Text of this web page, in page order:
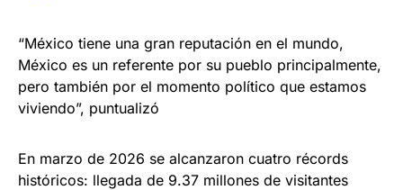
“México tiene una gran reputación en el mundo,
México es un referente por su pueblo principalmente,
pero también por el momento político que estamos
viviendo”, puntualizó
En marzo de 2026 se alcanzaron cuatro récords
históricos: llegada de 9.37 millones de visitantes